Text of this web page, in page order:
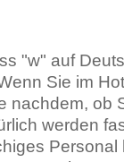
"w" auf
Sie im
nachdem, ob
werden